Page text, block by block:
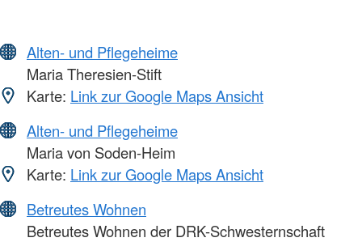
Alten- und Pflegeheime
Maria Theresien-Stift
Karte: Link zur Google Maps Ansicht
Alten- und Pflegeheime
Maria von Soden-Heim
Karte: Link zur Google Maps Ansicht
Betreutes Wohnen
Betreutes Wohnen der DRK-Schwesternschaft